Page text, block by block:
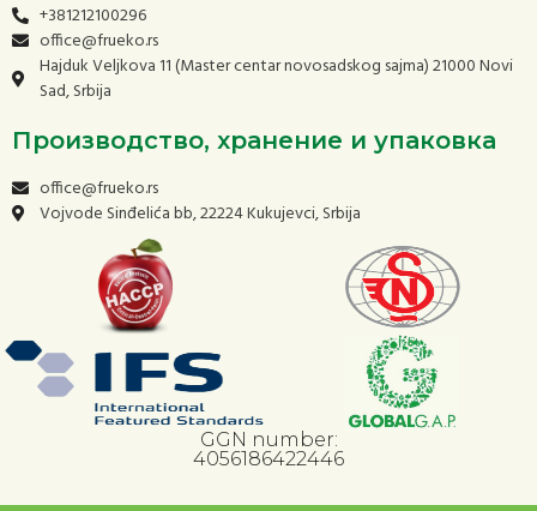
+381212100296
office@frueko.rs
Hajduk Veljkova 11 (Master centar novosadskog sajma) 21000 Novi
Sad, Srbija
Производство, хранение и упаковка
office@frueko.rs
Vojvode Sinđelića bb, 22224 Kukujevci, Srbija
GGN number:
4056186422446